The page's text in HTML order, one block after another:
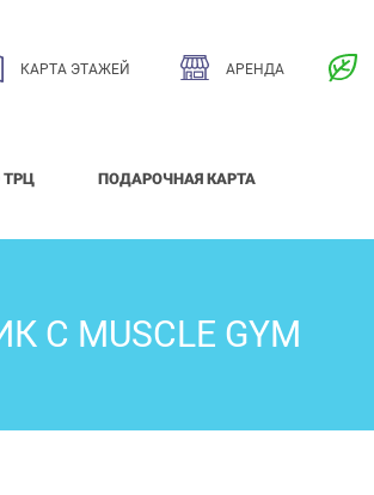
КАРТА ЭТАЖЕЙ АРЕНДА
ТРЦ ПОДАРОЧНАЯ КАРТА
MUSCLE GYM